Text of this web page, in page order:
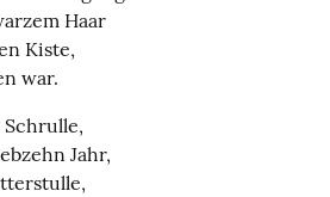
Haar
Kiste,
war.
Schrulle,
Jahr,